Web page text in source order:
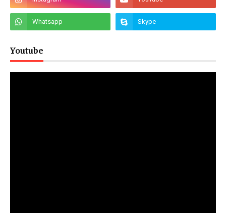
Youtube